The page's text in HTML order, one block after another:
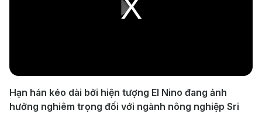
Play
Video
Hạn hán kéo dài bởi hiện tượng El Nino đang ảnh
hưởng nghiêm trọng đối với ngành nông nghiệp Sri